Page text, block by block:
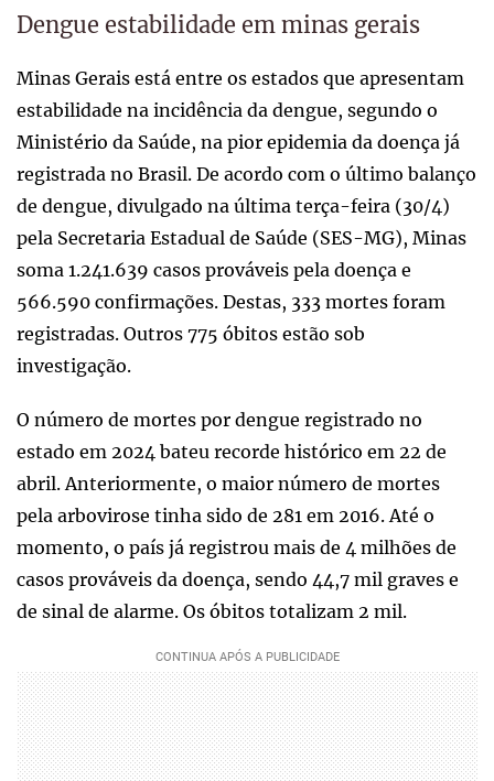
Dengue estabilidade em minas gerais
Minas Gerais está entre os estados que apresentam
estabilidade na incidência da dengue, segundo o
Ministério da Saúde, na pior epidemia da doença já
registrada no Brasil. De acordo com o último balanço
de dengue, divulgado na última terça-feira (30/4)
pela Secretaria Estadual de Saúde (SES-MG), Minas
soma 1.241.639 casos prováveis pela doença e
566.590 confirmações. Destas, 333 mortes foram
registradas. Outros 775 óbitos estão sob
investigação.
O número de mortes por dengue registrado no
estado em 2024 bateu recorde histórico em 22 de
abril. Anteriormente, o maior número de mortes
pela arbovirose tinha sido de 281 em 2016. Até o
momento, o país já registrou mais de 4 milhões de
casos prováveis da doença, sendo 44,7 mil graves e
de sinal de alarme. Os óbitos totalizam 2 mil.